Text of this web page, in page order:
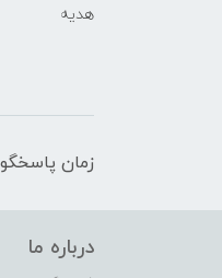
هدیه
زمان پاسخگویی از
درباره ما